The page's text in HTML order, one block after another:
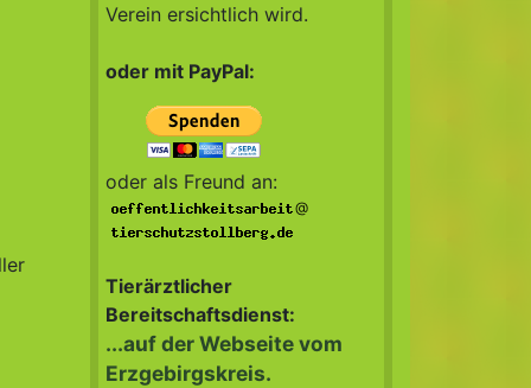
Verein ersichtlich wird.
oder mit PayPal:
oder als Freund an:
@
Tierärztlicher
Bereitschaftsdienst:
...auf der Webseite vom
Erzgebirgskreis.